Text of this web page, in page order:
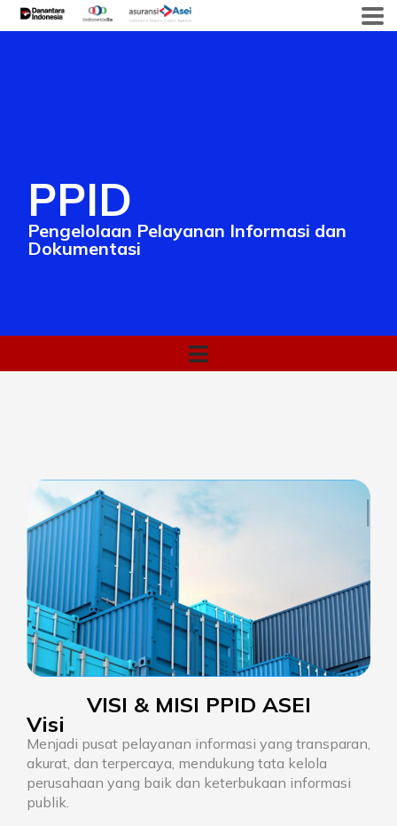
PPID
Pengelolaan Pelayanan Informasi dan
Dokumentasi
VISI & MISI PPID ASEI
Visi
Menjadi pusat pelayanan informasi yang transparan,
akurat, dan terpercaya, mendukung tata kelola
perusahaan yang baik dan keterbukaan informasi
publik.